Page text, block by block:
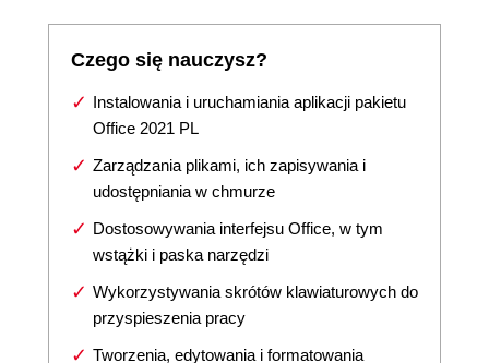
Czego się nauczysz?
Instalowania i uruchamiania aplikacji pakietu
Office 2021 PL
Zarządzania plikami, ich zapisywania i
udostępniania w chmurze
Dostosowywania interfejsu Office, w tym
wstążki i paska narzędzi
Wykorzystywania skrótów klawiaturowych do
przyspieszenia pracy
Tworzenia, edytowania i formatowania